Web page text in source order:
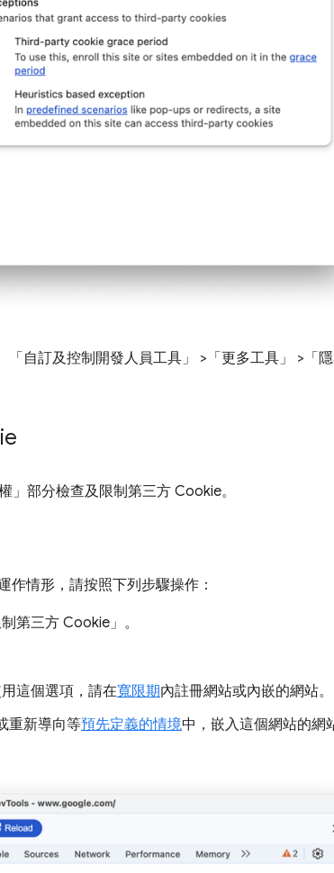
「自訂及控制開發人員工具」 >「更多工具」
>「
」 部分檢查及限制第三方 Cookie。
情形，請按照下列步驟操作：
第三方 Cookie」 。
這個選項，請在寬限期內註冊網站或內嵌的網站。
重新導向等預先定義的情境中，嵌入這個網站的網